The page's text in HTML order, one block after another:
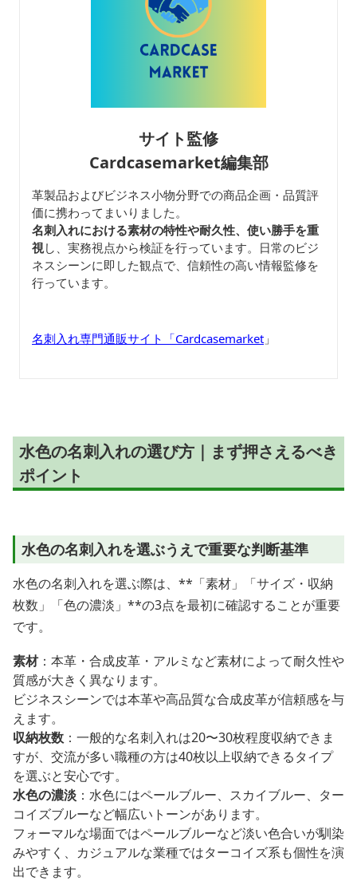
サイト監修
Cardcasemarket編集部
革製品およびビジネス小物分野での商品企画・品質評
価に携わってまいりました。
名刺入れにおける素材の特性や耐久性、使い勝手を重
視し、実務視点から検証を行っています。日常のビジ
ネスシーンに即した観点で、信頼性の高い情報監修を
行っています。
名刺入れ専門通販サイト「Cardcasemarket 」
水色の名刺入れの選び方｜まず押さえるべき
ポイント
水色の名刺入れを選ぶうえで重要な判断基準
水色の名刺入れを選ぶ際は、**「素材」「サイズ・収納
枚数」「色の濃淡」**の3点を最初に確認することが重要
です。
素材：本革・合成皮革・アルミなど素材によって耐久性や
質感が大きく異なります。
ビジネスシーンでは本革や高品質な合成皮革が信頼感を与
えます。
収納枚数 ：一般的な名刺入れは20〜30枚程度収納できま
すが、交流が多い職種の方は40枚以上収納できるタイプ
を選ぶと安心です。
水色の濃淡 ：水色にはペールブルー、スカイブルー、ター
コイズブルーなど幅広いトーンがあります。
フォーマルな場面ではペールブルーなど淡い色合いが馴染
みやすく、カジュアルな業種ではターコイズ系も個性を演
出できます。